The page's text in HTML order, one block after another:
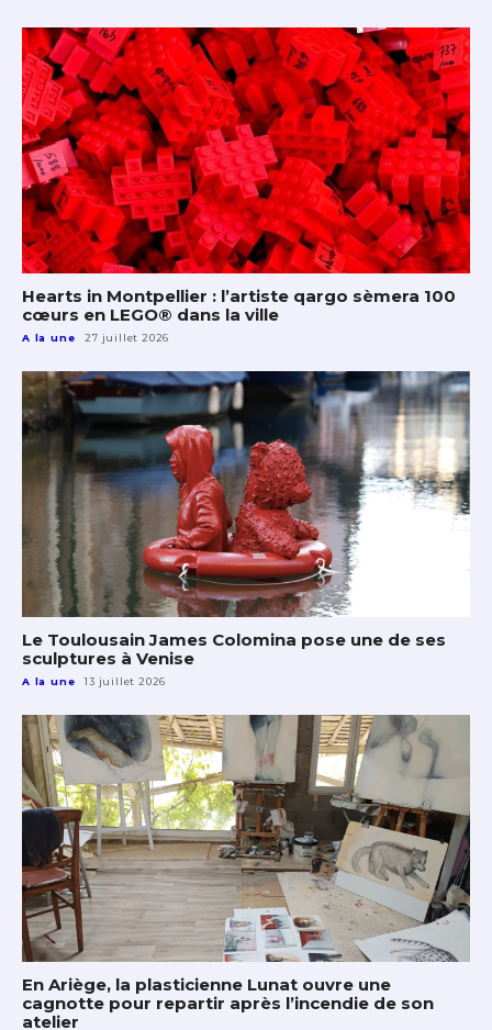
Hearts in Montpellier : l’artiste qargo sèmera 100
cœurs en LEGO® dans la ville
A la une 27 juillet 2026
Le Toulousain James Colomina pose une de ses
sculptures à Venise
A la une 13 juillet 2026
En Ariège, la plasticienne Lunat ouvre une
cagnotte pour repartir après l’incendie de son
atelier